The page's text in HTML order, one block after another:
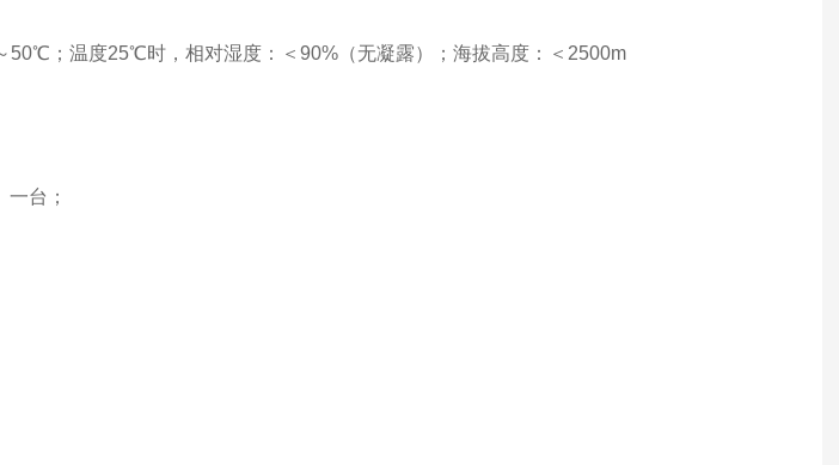
50℃；温度25℃时，相对湿度：＜90%（无凝露）；海拔高度：＜2500m
台；